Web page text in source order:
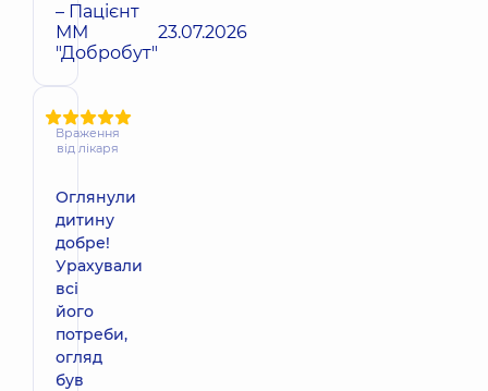
– Пацієнт
ММ
"Добробут"
23.07.2026
Враження
від лікаря
Оглянули
дитину
добре!
Урахували
всі
його
потреби,
огляд
був